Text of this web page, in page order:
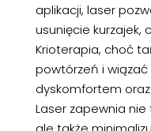
aplikacji, laser
usunięcie kurzajek,
Krioterapia, choć
powtórzeń i wiązać
dyskomfortem
Laser zapewnia nie